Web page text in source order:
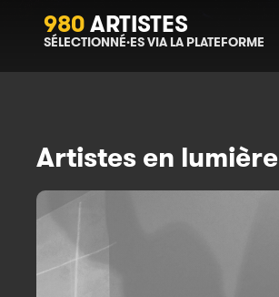
980ARTISTES
SÉLECTIONNÉ·ES VIA LA PLATEFORME
Artistes en lumière